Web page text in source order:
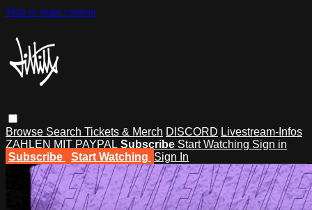
Skip to main content
Browse Search Tickets & Merch DISCORD Livestream-Infos
ZAHLEN MIT PAYPAL Subscribe Start Watching Sign in
Subscribe
Start Watching Sign In